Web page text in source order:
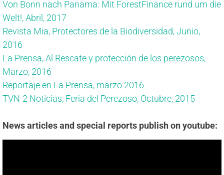
Von Bonn nach Panama: Mit ForestFinance rund um die
Welt!, Abril, 2017
Revista Mia, Protectores de la Biodiversidad, Junio,
2016
La Prensa, Al Rescate y protección de los perezosos,
Marzo, 2016
Reportaje en La Prensa, marzo 2016
TVN-2 Noticias, Feria del Perezoso, Octubre, 2015
News articles and special reports publish on youtube: